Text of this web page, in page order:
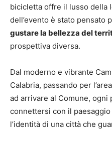
bicicletta offre il lusso della
dell’evento è stato pensato
gustare la bellezza del
prospettiva diversa.
Dal moderno e vibrante
Calabria, passando per
ad arrivare al Comune, ogni
connettersi con il
l’identità di una città che